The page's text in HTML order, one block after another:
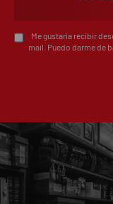
Me gustaría recibir
mail. Puedo darme de